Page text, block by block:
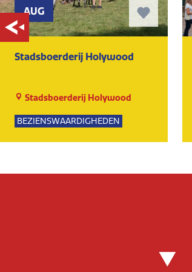
AUG
Stadsboerderij Holywood
Stadsboerderij Holywood
BEZIENSWAARDIGHEDEN
NATUUR